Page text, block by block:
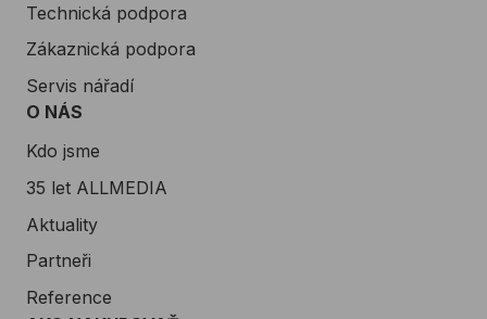
Technická podpora
Zákaznická podpora
Servis nářadí
O NÁS
Kdo jsme
35 let ALLMEDIA
Aktuality
Partneři
Reference